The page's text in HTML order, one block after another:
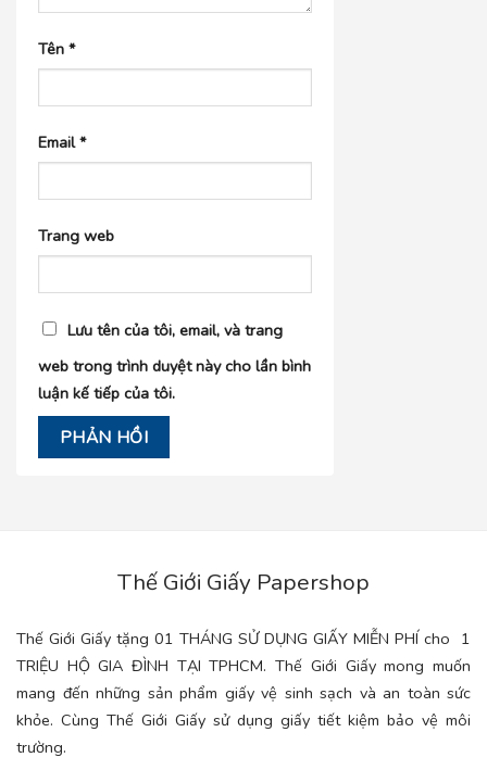
Tên *
Email*
Trang web
Lưu tên của tôi, email, và trang
web trong trình duyệt này cho lần bình
luận kế tiếp của tôi.
Thế Giới Giấy Papershop
Thế Giới Giấy tặng 01 THÁNG SỬ DỤNG GIẤY MIỄN PHÍ cho 1
TRIỆU HỘ GIA ĐÌNH TẠI TPHCM. Thế Giới Giấy mong muốn
mang đến những sản phẩm giấy vệ sinh sạch và an toàn sức
khỏe. Cùng Thế Giới Giấy sử dụng giấy tiết kiệm bảo vệ môi
trường.